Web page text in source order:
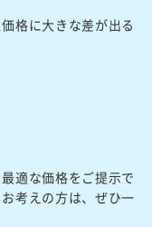
格に大きな差が出る
適な価格をご提示で
考えの方は、ぜひ一